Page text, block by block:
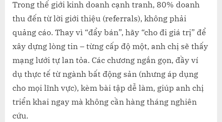
Trong thế giới kinh doanh cạnh tranh, 80% doanh
thu đến từ lời giới thiệu (referrals), không phải
quảng cáo. Thay vì “đẩy bán”, hãy “cho đi giá trị” để
xây dựng lòng tin – từng cấp độ một, anh chị sẽ thấy
mạng lưới tự lan tỏa. Các chương ngắn gọn, đầy ví
dụ thực tế từ ngành bất động sản (nhưng áp dụng
cho mọi lĩnh vực), kèm bài tập dễ làm, giúp anh chị
triển khai ngay mà không cần hàng tháng nghiên
cứu.